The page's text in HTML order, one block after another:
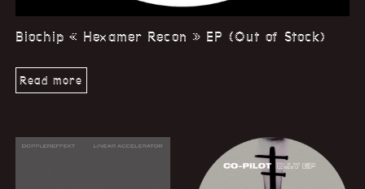
Biochip « Hexamer Recon » EP (Out of Stock)
Read more